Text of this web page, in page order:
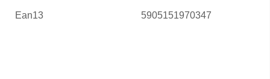
Ean13 5905151970347